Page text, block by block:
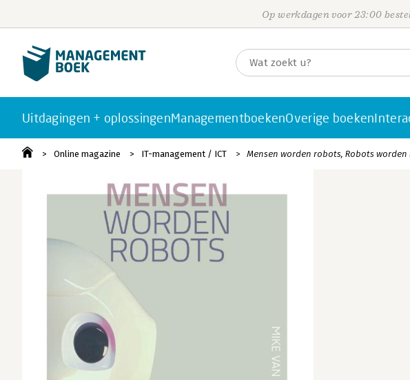
Op werkdagen voor 23:00
Uitdagingen + oplossingenManagementboekenOverige boeken
Online magazine IT-management / ICT Mensen worden robots, Robots